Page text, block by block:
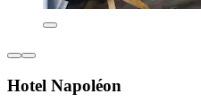
Hotel Napoléon